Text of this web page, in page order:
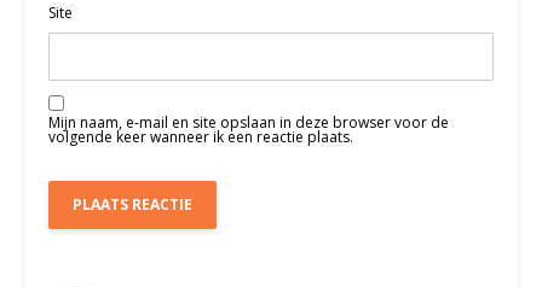
Site
Mijn naam, e-mail en site opslaan in deze browser voor de
volgende keer wanneer ik een reactie plaats.